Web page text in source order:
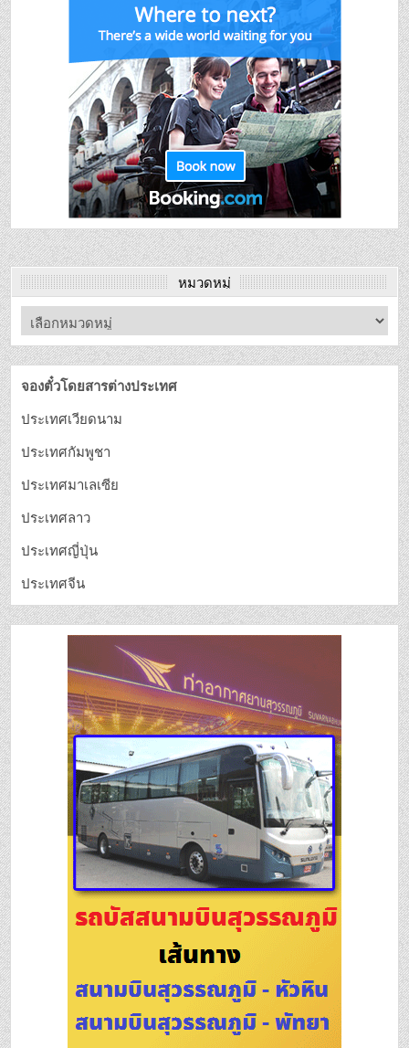
หมวดหมู่
จองตั๋วโดยสารต่างประเทศ
ประเทศเวียดนาม
ประเทศกัมพูชา
ประเทศมาเลเซีย
ประเทศลาว
ประเทศญี่ปุ่น
ประเทศจีน